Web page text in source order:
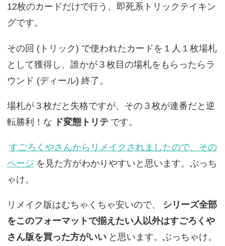
12枚のカードだけで行う、即死系トリックテイキン
グです。
その回 (トリック) で使われたカードを１人１枚場札
として獲得し、誰かが３枚目の場札をもらったらラ
ウンド (ディール) 終了。
場札が３枚だと失格ですが、その３枚が連番だと逆
転勝利！な ド変態トリテ です。
すごろくやさんからリメイクされましたので、その
ページ を見た方がわかりやすいと思います。ぶっち
ゃけ。
リメイク版はむちゃくちゃ安いので、
シリーズ全部
をこのフォーマットで揃えたい人以外はすごろくや
さん版を買った方がいい と思います。ぶっちゃけ。